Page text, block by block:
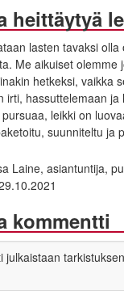
heittäytyä
lasten tavaksi
Me aikuiset olemme
hetkeksi, vaikka
irti, hassuttelemaan
leikki on
suunniteltu ja
Laine, asiantuntija,
kommentti
julkaistaan